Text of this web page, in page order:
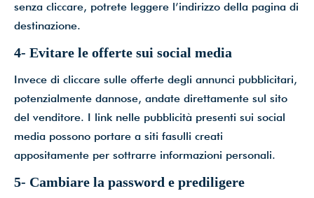
senza cliccare, potrete leggere l’indirizzo della pagina di
destinazione.
4- Evitare le offerte sui social media
Invece di cliccare sulle offerte degli annunci pubblicitari,
potenzialmente dannose, andate direttamente sul sito
del venditore. I link nelle pubblicità presenti sui social
media possono portare a siti fasulli creati
appositamente per sottrarre informazioni personali.
5- Cambiare la password e prediligere